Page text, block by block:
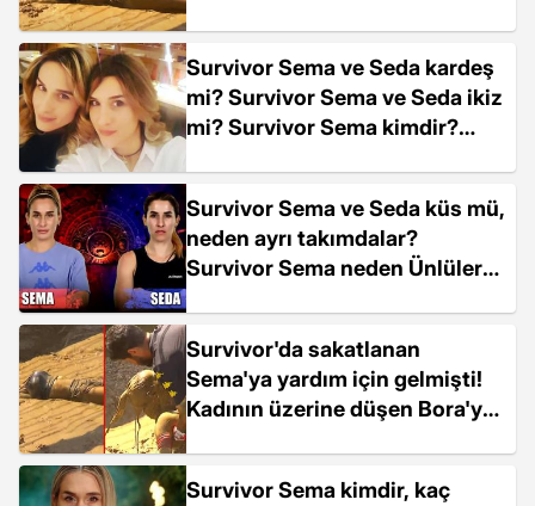
Survivor Sema ve Seda kardeş
mi? Survivor Sema ve Seda ikiz
mi? Survivor Sema kimdir?
Survivor Sema ve Seda küs mü,
neden ayrı takımdalar?
Survivor Sema neden Ünlüler
aynı takımda değil?
Survivor'da sakatlanan
Sema'ya yardım için gelmişti!
Kadının üzerine düşen Bora'ya
Survivor Sema kimdir, kaç